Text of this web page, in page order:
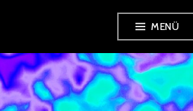
springen
MENÜ